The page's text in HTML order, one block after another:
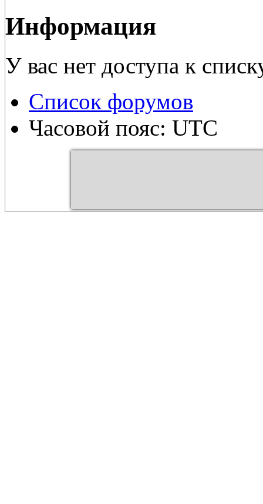
Информация
У вас нет доступа к
Список форумов
Часовой пояс: UTC